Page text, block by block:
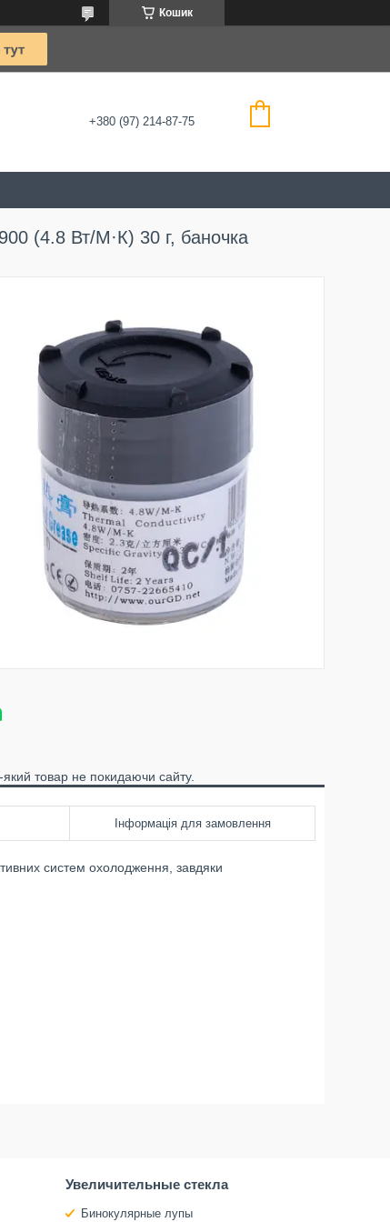
Кошик
+380 (97) 214-87-75
(4.8 Вт/М·К) 30 г, баночка
товар не покидаючи сайту.
Інформація для замовлення
систем охолодження, завдяки
Увеличительные стекла
Бинокулярные лупы